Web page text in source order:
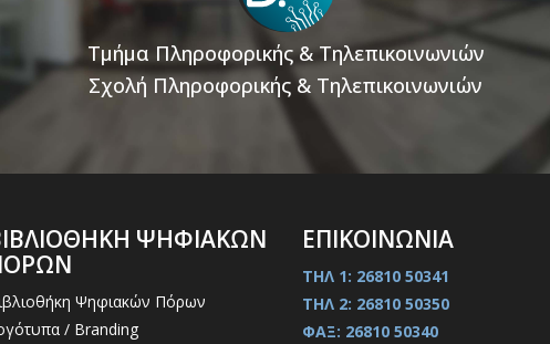
Τμήμα Πληροφορικής & Τηλεπικοινωνιών
Σχολή Πληροφορικής & Τηλεπικοινωνιών
ΨΗΦΙΑΚΩΝ
Ψηφιακών Πόρων
/ Branding
ΕΠΙΚΟΙΝΩΝΙΑ
ΤΗΛ 1: 26810 50341
ΤΗΛ 2: 26810 50350
ΦΑΞ: 26810 50340